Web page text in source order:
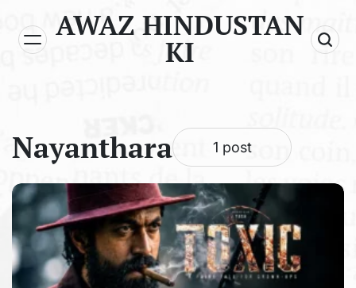
content
AWAZ HINDUSTAN
KI
Nayanthara 1 post